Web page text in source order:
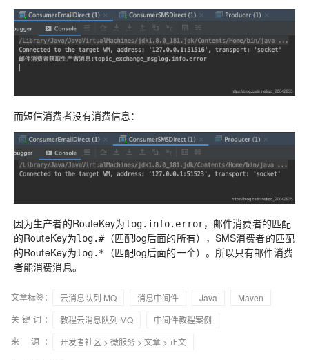
而短信消费者没有消费信息：
因为生产者的RouteKey为log.info.error，邮件消费者的匹配
的RouteKey为log.#（匹配log后面的所有），SMS消费者的匹配
的RouteKey为log.*
（匹配log后面的一个）。所以只有邮件消费
者能消费消息。
文章标签： 云消息队列 MQ 消息中间件 Java
Maven
关键词：
教程云消息队列 MQ
中间件教程案例
来 源：
开发者社区 > 微服务 > 文章 > 正文